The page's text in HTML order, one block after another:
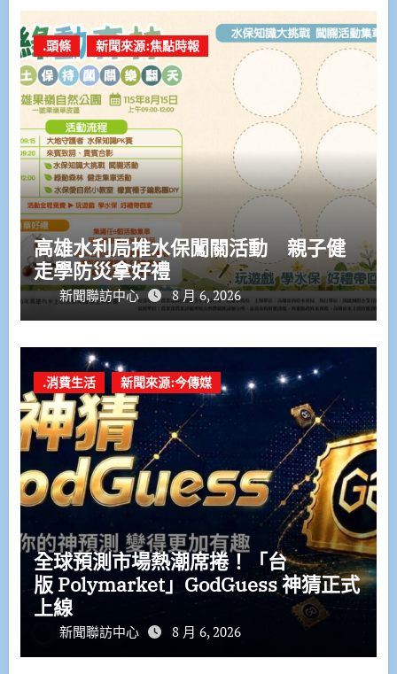
.頭條 新聞來源:焦點時報
高雄水利局推水保闖關活動 親子健
走學防災拿好禮
新聞聯訪中心 8 月 6, 2026
.消費生活 新聞來源:今傳媒
全球預測市場熱潮席捲！「台
版 Polymarket」GodGuess 神猜正式
上線
新聞聯訪中心 8 月 6, 2026